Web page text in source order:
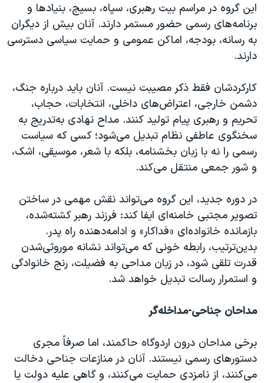
این گروه در مراسم بیت رهبری، سپاه، بسیج، بنیادها و
برنامه‌های رسمی حضور مستمر دارند. آنان بیش از دیگران
به رسانه، بودجه، اماکن عمومی و حمایت سیاسی دسترسی
دارند.
کارکردشان فقط ذکر مصیبت نیست. آنان باید درباره جنگ،
دشمن خارجی، اعتراض‌های داخلی، انتخابات، حجاب،
تحریم و رهبری پیام تولید کنند. مداح نهادی به‌تدریج به
سخنگوی عاطفی نظام تبدیل می‌شود؛ کسی که سیاست
رسمی را نه با زبان بخشنامه، بلکه با شعر، موسیقی، اشک،
و شور جمعی منتقل می‌کند.
در دوره جدید، این گروه می‌تواند نقش مهمی در ساختن
تصویر مجتبی خامنه‌ای ایفا کند: فرزند رهبر کشته‌شده،
بازمانده خانواده‌ای «فداکار» و ادامه‌دهنده راه پدر.
بدین‌ترتیب، رابطه خونی که می‌تواند نشانه موروثی‌شدن
قدرت تلقی شود، در زبان مداحی به فضیلت، رنج خانوادگی
و استمرار رسالت تبدیل خواهد شد.
مداحان جناحی-مداخله‌گر
برخی مداحان درون اردوگاه حاکمند، اما صرفاً مجری
دستورهای رسمی نیستند. آنان در منازعات جناحی دخالت
می‌کنند، از نامزدی حمایت می‌کنند، و گاهی علیه دولت یا